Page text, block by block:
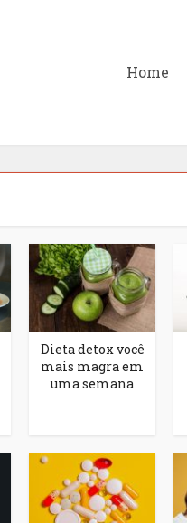
Home
Dieta detox você
mais magra em
uma semana